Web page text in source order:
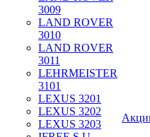
3009
LAND ROVER
3010
LAND ROVER
3011
LEHRMEISTER
3101
LEXUS 3201
LEXUS 3202
LEXUS 3203